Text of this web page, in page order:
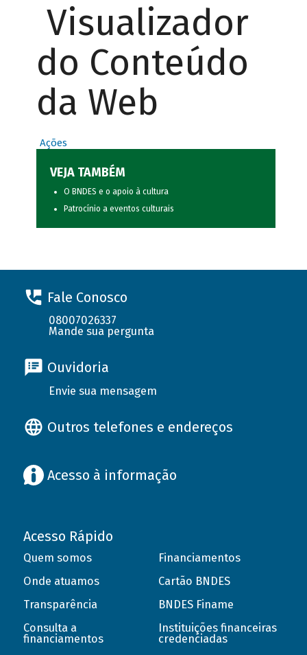
Visualizador
do Conteúdo
da Web
Ações
VEJA TAMBÉM
O BNDES e o apoio à cultura
Patrocínio a eventos culturais
Fale Conosco
08007026337
Mande sua pergunta
Ouvidoria
Envie sua mensagem
Outros telefones e endereços
Acesso à informação
Acesso Rápido
Quem somos
Onde atuamos
Transparência
Consulta a
financiamentos
Financiamentos
Cartão BNDES
BNDES Finame
Instituições financeiras
credenciadas